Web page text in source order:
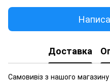
Доставка
Самовивіз з нашого